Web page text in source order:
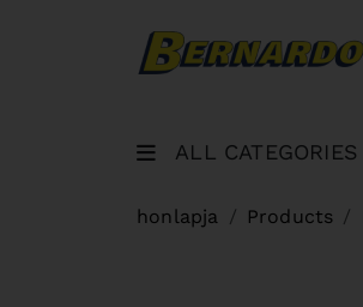
ALL CATEGORIES
honlapja Products